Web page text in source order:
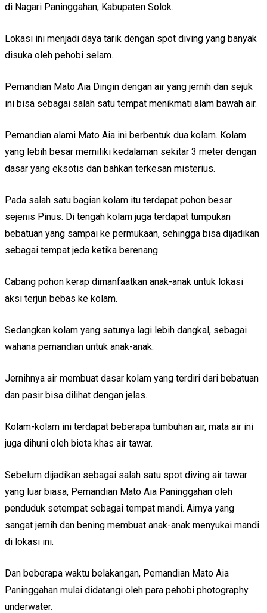
di Nagari Paninggahan, Kabupaten Solok.
Lokasi ini menjadi daya tarik dengan spot diving yang banyak
disuka oleh pehobi selam.
Pemandian Mato Aia Dingin dengan air yang jernih dan sejuk
ini bisa sebagai salah satu tempat menikmati alam bawah air.
Pemandian alami Mato Aia ini berbentuk dua kolam. Kolam
yang lebih besar memiliki kedalaman sekitar 3 meter dengan
dasar yang eksotis dan bahkan terkesan misterius.
Pada salah satu bagian kolam itu terdapat pohon besar
sejenis Pinus. Di tengah kolam juga terdapat tumpukan
bebatuan yang sampai ke permukaan, sehingga bisa dijadikan
sebagai tempat jeda ketika berenang.
Cabang pohon kerap dimanfaatkan anak-anak untuk lokasi
aksi terjun bebas ke kolam.
Sedangkan kolam yang satunya lagi lebih dangkal, sebagai
wahana pemandian untuk anak-anak.
Jernihnya air membuat dasar kolam yang terdiri dari bebatuan
dan pasir bisa dilihat dengan jelas.
Kolam-kolam ini terdapat beberapa tumbuhan air, mata air ini
juga dihuni oleh biota khas air tawar.
Sebelum dijadikan sebagai salah satu spot diving air tawar
yang luar biasa, Pemandian Mato Aia Paninggahan oleh
penduduk setempat sebagai tempat mandi. Airnya yang
sangat jernih dan bening membuat anak-anak menyukai mandi
di lokasi ini.
Dan beberapa waktu belakangan, Pemandian Mato Aia
Paninggahan mulai didatangi oleh para pehobi photography
underwater.